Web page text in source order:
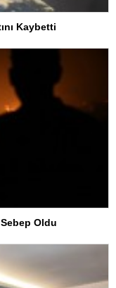
Kaybetti
Oldu